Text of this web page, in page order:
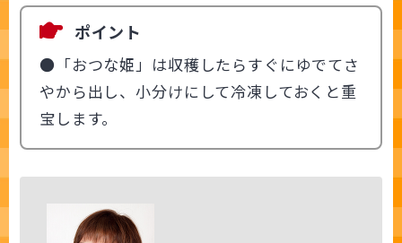
ポイント
●「おつな姫」は収穫したらすぐにゆでてさ
やから出し、小分けにして冷凍しておくと重
宝します。